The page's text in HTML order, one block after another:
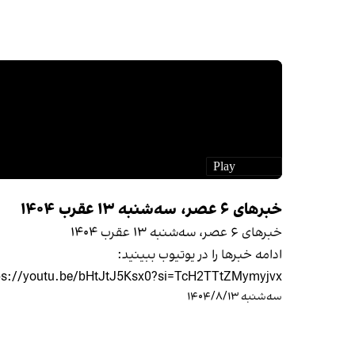
خبرهای ۶ عصر، سه‌شنبه ۱۳ عقرب ۱۴۰۴
خبرهای ۶ عصر، سه‌شنبه ۱۳ عقرب ۱۴۰۴
ادامه خبرها را در یوتیوب ببینید:
youtu.be/bHtJtJ5Ksx0?si=TcH2TTtZMymyjvx-
سه‌شنبه ۱۴۰۴/۸/۱۳